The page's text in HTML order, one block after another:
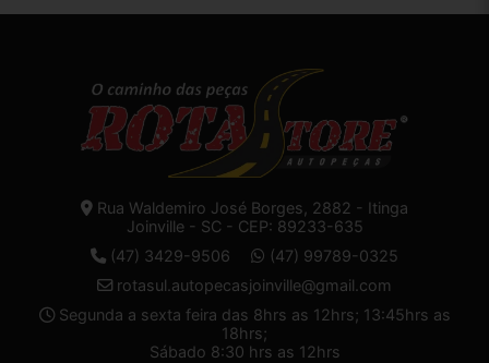
Rua Waldemiro José Borges, 2882 - Itinga
Joinville - SC - CEP: 89233-635
(47) 3429-9506
(47) 99789-0325
rotasul.autopecasjoinville@gmail.com
Segunda a sexta feira das 8hrs as 12hrs; 13:45hrs as
18hrs;
Sábado 8:30 hrs as 12hrs